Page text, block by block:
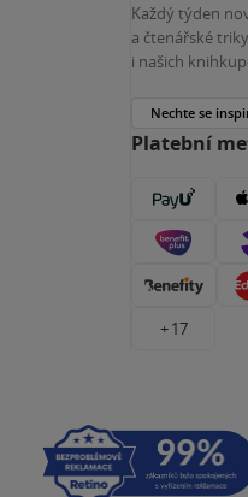
Každý týden
a čtenářské
i našich
Nechte se
Platební
+ 17